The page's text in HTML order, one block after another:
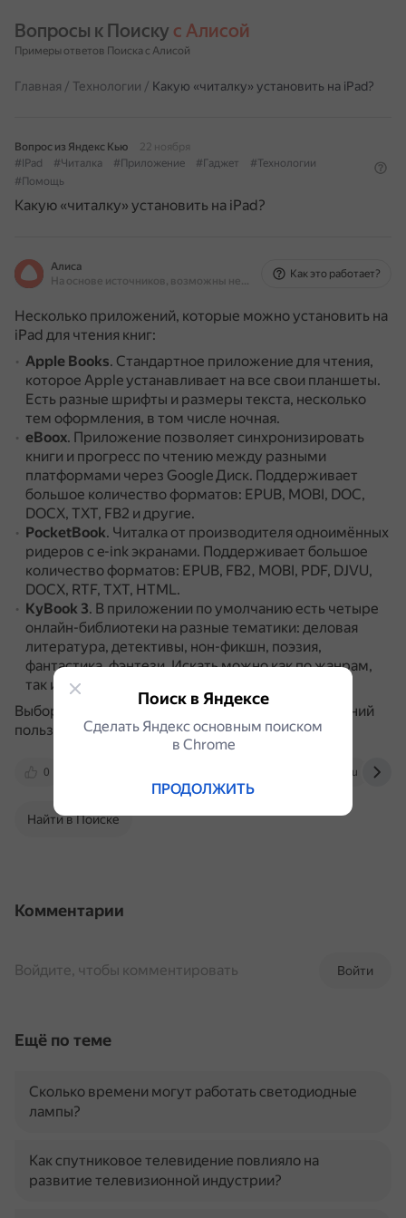
Вопросы к Поиску с Алисой
Примеры ответов Поиска с Алисой
Главная / Технологии / Какую «читалку» установить на iPad?
Вопрос из Яндекс Кью
22 ноября
#IPad
#Читалка #Приложение #Гаджет
#Технологии
#Помощь
Какую «читалку» установить на iPad?
Алиса
На основе источников, возможны неточности
Как это работает?
Несколько приложений, которые можно установить на
iPad для чтения книг:
Apple Books. Стандартное приложение для чтения,
которое Apple устанавливает на все свои планшеты.
Есть разные шрифты и размеры текста, несколько
тем оформления, в том числе ночная.
eBoox. Приложение позволяет синхронизировать
книги и прогресс по чтению между разными
платформами через Google Диск. Поддерживает
большое количество форматов: EPUB, MOBI, DOC,
DOCX, TXT, FB2 и другие.
PocketBook. Читалка от производителя одноимённых
ридеров с e-ink экранами. Поддерживает большое
количество форматов: EPUB, FB2, MOBI, PDF, DJVU,
DOCX, RTF, TXT, HTML.
KyBook 3. В приложении по умолчанию есть четыре
онлайн-библиотеки на разные тематики: деловая
литература, детективы, нон-фикшн, поэзия,
фантастика, фэнтези.Искать можно как по жанрам,
так и по авторам и сериям.
Выбор приложения зависит от личных предпочтений
пользователя.
0 appleinsider.ru
Найти в Поиске
Комментарии
Войти
Войдите, чтобы комментировать
Ещё по теме
Сколько времени могут работать светодиодные
лампы?
Как спутниковое телевидение повлияло на
развитие телевизионной индустрии?
Поиск в Яндексе
Сделать Яндекс основным поиском
в Сhrome
ПРОДОЛЖИТЬ